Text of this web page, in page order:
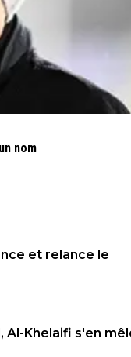
nom
et relance le
Al-Khelaifi s'en